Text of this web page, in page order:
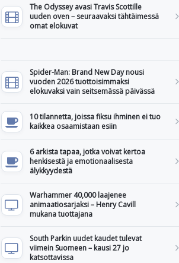
The Odyssey avasi Travis Scottille
uuden oven – seuraavaksi tähtäimessä
omat elokuvat
Spider-Man: Brand New Day nousi
vuoden 2026 tuottoisimmaksi
elokuvaksi vain seitsemässä päivässä
10 tilannetta, joissa fiksu ihminen ei tuo
kaikkea osaamistaan esiin
6 arkista tapaa, jotka voivat kertoa
henkisestä ja emotionaalisesta
älykkyydestä
Warhammer 40,000 laajenee
animaatiosarjaksi – Henry Cavill
mukana tuottajana
South Parkin uudet kaudet tulevat
viimein Suomeen – kausi 27 jo
katsottavissa